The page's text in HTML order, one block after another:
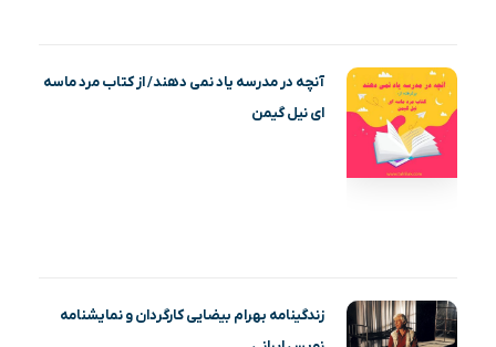
آنچه در مدرسه یاد نمی دهند/ از کتاب مرد ماسه‌
ای نیل گیمن
زندگینامه بهرام بیضایی کارگردان و نمایشنامه